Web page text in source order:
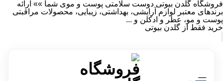
فروشگاه گلدن بیوتی دوست سلامتی پوست و موی شما »» ارائه
برندهای معتبر لوازم آرایشی، بهداشتی، زیبایی، محصولات مراقبتی
پوست و مو، عطر و ادکلن و ...
خرید فقط از گلدن بیوتی